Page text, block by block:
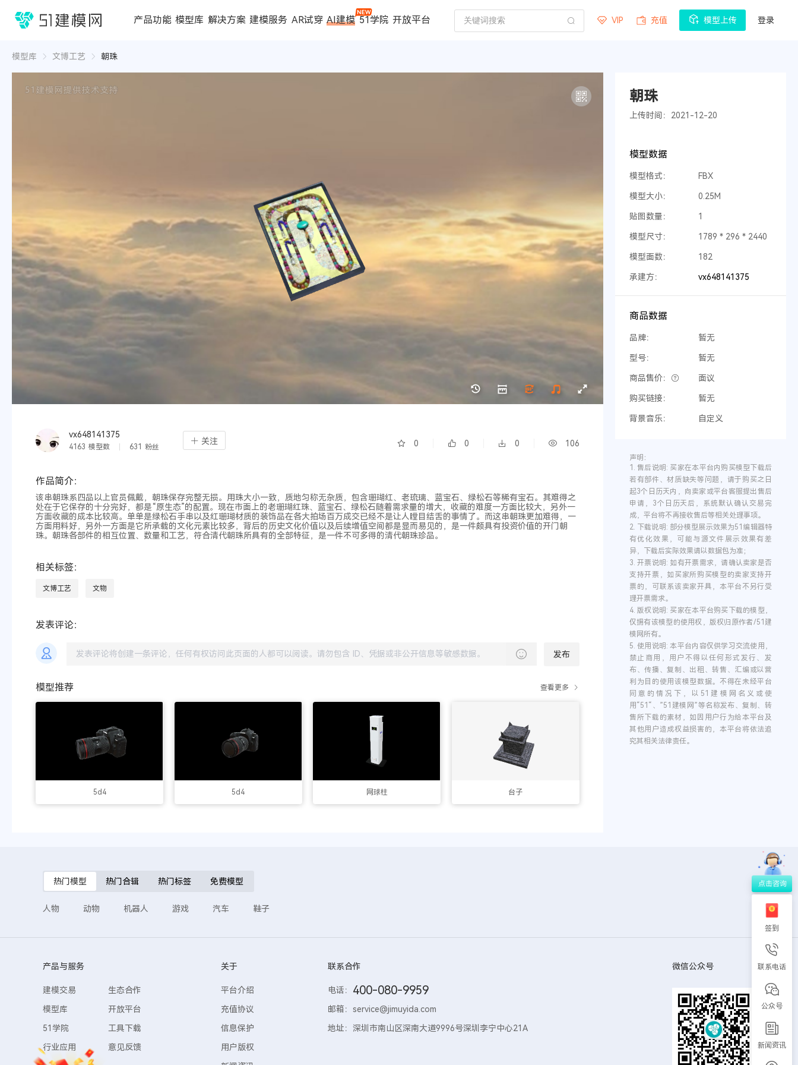
1688
产品功能 模型库 解决方案 建模服务 AR试穿 AI建模 51学院 开放平台 VIP 充值 模型上传 登录
模型库 文博工艺 朝珠
vx648141375
4163 模型数 631 粉丝
关注 0 0 0 106
作品简介：
该串朝珠系四品以上官员佩戴，朝珠保存完整无损。用珠大小一致，质地匀称无杂质，包含珊瑚红、老琉璃、蓝宝石、绿松石等稀有宝石。其难得之
处在于它保存的十分完好，都是“原生态”的配置。现在市面上的老珊瑚红珠、蓝宝石、绿松石随着需求量的增大，收藏的难度一方面比较大，另外一
方面收藏的成本比较高。单单是绿松石手串以及红珊瑚材质的装饰品在各大拍场百万成交已经不是让人瞠目结舌的事情了。而这串朝珠更加难得，一
方面用料好，另外一方面是它所承载的文化元素比较多，背后的历史文化价值以及后续增值空间都是显而易见的，是一件颇具有投资价值的开门朝
珠。朝珠各部件的相互位置、数量和工艺，符合清代朝珠所具有的全部特征，是一件不可多得的清代朝珠珍品。
相关标签：
文博工艺 文物
发表评论：
发布
模型推荐 查看更多
5d4 5d4 网球柱 台子
朝珠
上传时间：2021-12-20
模型数据
模型格式： FBX
模型大小： 0.25M
贴图数量： 1
模型尺寸： 1789 * 296 * 2440
模型面数： 182
承建方： vx648141375
商品数据
品牌： 暂无
型号： 暂无
商品售价： 面议
购买链接： 暂无
背景音乐： 自定义
声明：
1.售后说明: 买家在本平台内购买模型下载后
若有部件、材质缺失等问题，请于购买之日
起3个日历天内，向卖家或平台客服提出售后
申请，3个日历天后，系统默认确认交易完
成，平台将不再接收售后等相关处理事项。
2.
下载说明: 部分模型展示效果为51编辑器特
有优化效果，可能与源文件展示效果有差
异，下载后实际效果请以数据包为准；
3.开票说明: 如有开票需求，请确认卖家是否
支持开票，如买家所购买模型的卖家支持开
票的，可联系该卖家开具，本平台不另行受
理开票需求。
4.版权说明: 买家在本平台购买下载的模型，
仅拥有该模型的使用权，版权归原作者/51建
模网所有。
5.使用说明: 本平台内容仅供学习交流使用，
禁止商用，用户不得以任何形式发行、发
布、传播、复制、出租、转售、汇编或以营
利为目的使用该模型数据。不得在未经平台
同意的情况下，以51建模网名义或使
用“51“、”51建模网”等名称发布、复制、转
售所下载的素材，如因用户行为给本平台及
其他用户造成权益损害的，本平台将依法追
究其相关法律责任。
热门模型 热门合辑 热门标签 免费模型
人物 动物 机器人 游戏 汽车 鞋子
产品与服务
建模交易
生态合作
模型库
开放平台
51学院
工具下载
行业应用
意见反馈
关于
平台介绍
充值协议
信息保护
用户版权
联系合作
电话： 400-080-9959
邮箱： service@jimuyida.com
地址： 深圳市南山区深南大道9996号深圳李宁中心21A
微信公众号
签到
联系电话
公众号
新闻资讯